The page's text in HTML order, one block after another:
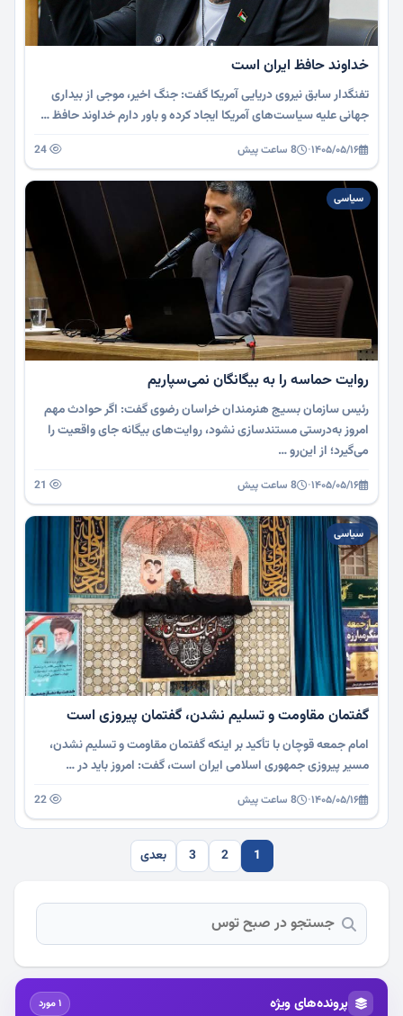
خداوند حافظ ایران است
تفنگدار سابق نیروی دریایی آمریکا گفت: جنگ اخیر، موجی از بیداری
جهانی علیه سیاست‌های آمریکا ایجاد کرده و باور دارم خداوند حافظ …
۱۴۰۵/۰۵/۱۶· 8 ساعت پیش
سیاسی
روایت حماسه را به بیگانگان نمی‌سپاریم
رئیس سازمان بسیج هنرمندان خراسان رضوی گفت: اگر حوادث مهم
امروز به‌درستی مستندسازی نشود، روایت‌های بیگانه جای واقعیت را
می‌گیرد؛ از این‌رو …
۱۴۰۵/۰۵/۱۶· 8 ساعت پیش
سیاسی
گفتمان مقاومت و تسلیم نشدن، گفتمان پیروزی است
امام جمعه قوچان با تأکید بر اینکه گفتمان مقاومت و تسلیم نشدن،
مسیر پیروزی جمهوری اسلامی ایران است، گفت: امروز باید در …
۱۴۰۵/۰۵/۱۶· 8 ساعت پیش
1
2
3 بعدی
پرونده‌های ویژه 1 مورد